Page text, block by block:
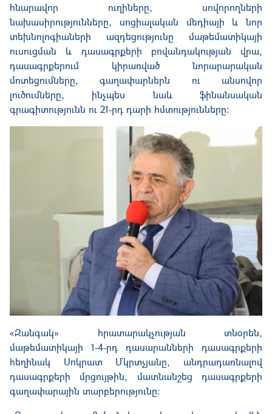
հնարավոր ուղիները, սովորողների
նախասիրությունները, սոցիալական մեդիայի և նոր
տեխնոլոգիաների ազդեցությունը մաթեմատիկայի
ուսուցման և դասագրքերի բովանդակության վրա,
դասագրքերում կիրառված նորարարական
մոտեցումները, գաղափարներն ու անսովոր
լուծումները, ինչպես նաև ֆինանսական
գրագիտությունն ու 21-րդ դարի հմտությունները:
«Զանգակ» հրատարակչության տնօրեն,
մաթեմատիկայի 1-4-րդ դասարանների դասագրքերի
հեղինակ Սոկրատ Մկրտչյանը, անդրադառնալով
դասագրքերի մրցույթին, մատնանշեց դասագրքերի
գաղափարային տարբերությունը։